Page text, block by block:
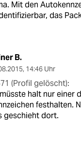
Mit den
das
B.
, 14:46 Uhr
(Profil gelöscht):
halt nur einer
festhalten.
geschieht dort.